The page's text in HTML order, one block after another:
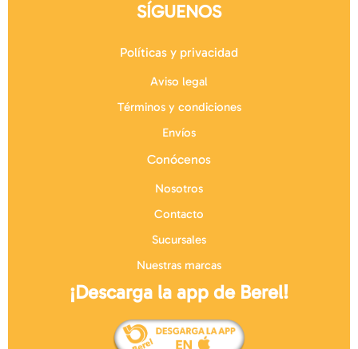
SÍGUENOS
Políticas y privacidad
Aviso legal
Términos y condiciones
Envíos
Conócenos
Nosotros
Contacto
Sucursales
Nuestras marcas
¡Descarga la app de Berel!